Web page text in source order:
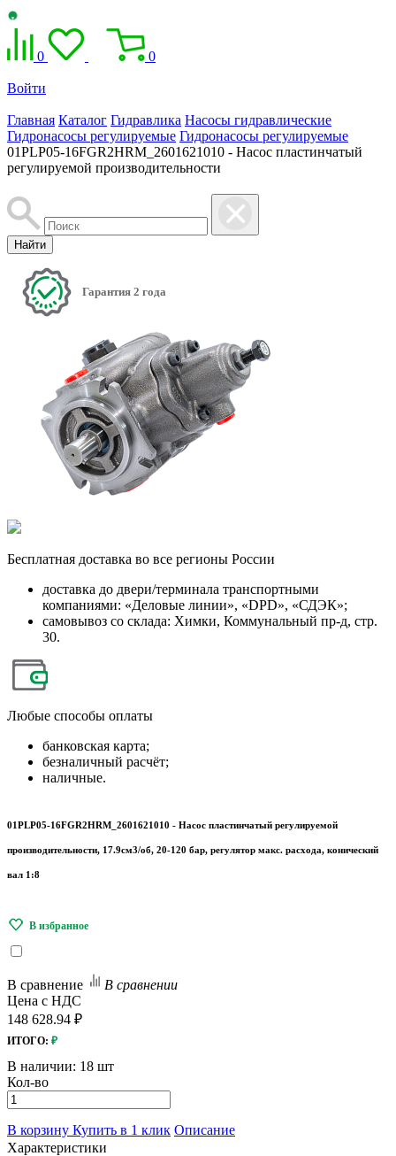
0 0
Войти
Главная Каталог Гидравлика Насосы гидравлические
Гидронасосы регулируемые Гидронасосы регулируемые
01PLP05-16FGR2HRM_2601621010 - Насос пластинчатый
регулируемой производительности
Найти
Гарантия 2 года
Бесплатная доставка во все регионы России
доставка до двери/терминала транспортными
компаниями: «Деловые линии», «DPD», «СДЭК»;
самовывоз со склада: Химки, Коммунальный пр-д, стр.
30.
Любые способы оплаты
банковская карта;
безналичный расчёт;
наличные.
01PLP05-16FGR2HRM_2601621010 - Насос пластинчатый регулируемой
производительности, 17.9см3/об, 20-120 бар, регулятор макс. расхода, конический
вал 1:8
В сравнение
В сравнении
Цена с НДС
148 628.94 ₽
ИТОГО: ₽
В наличии: 18 шт
Кол-во
В корзину Купить в 1 клик Описание
Характеристики